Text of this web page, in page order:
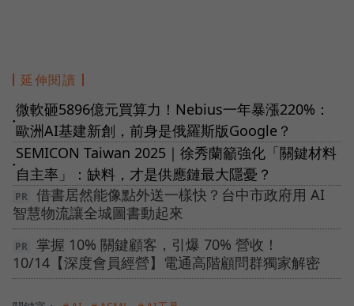
延伸閱讀
●
微軟砸5896億元買算力！Nebius一年暴漲220%：
歐洲AI基建新創，前身是俄羅斯版Google？
●
SEMICON Taiwan 2025｜徐秀蘭籲強化「關鍵材料
自主率」：缺料，才是供應鏈最大隱憂？
借書居然能像點外送一樣快？台中市政府用 AI
智慧物流讓全城圖書動起來
掌握 10% 關鍵顧客，引爆 70% 營收！
10/14【深度會員經營】電通高階顧問群獨家解密